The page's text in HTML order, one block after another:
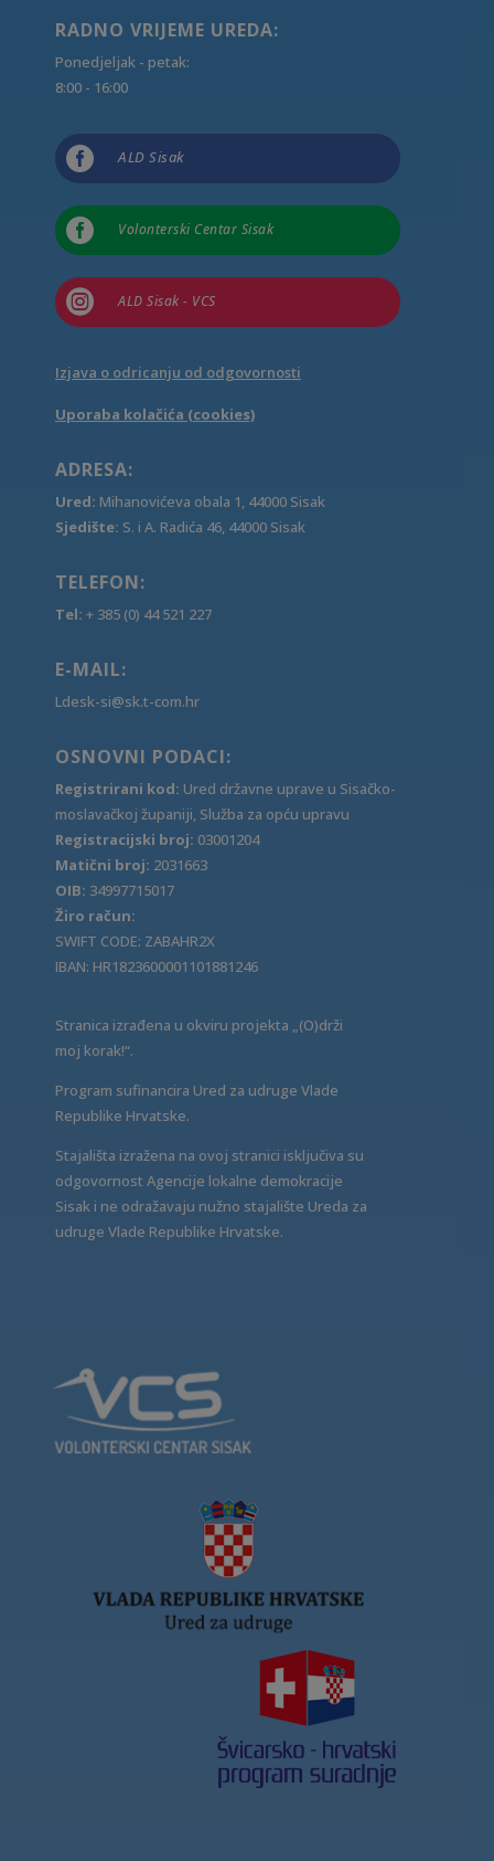
RADNO VRIJEME UREDA:
Ponedjeljak - petak:
8:00 - 16:00
 ALD Sisak
 Volonterski Centar Sisak
 ALD Sisak - VCS
Izjava o odricanju od odgovornosti
Uporaba kolačića (cookies)
ADRESA:
Ured: Mihanovićeva obala 1, 44000 Sisak
Sjedište: S. i A. Radića 46, 44000 Sisak
TELEFON:
Tel: + 385 (0) 44 521 227
E-MAIL:
Ldesk-si@sk.t-com.hr
OSNOVNI PODACI:
Registrirani kod: Ured državne uprave u Sisačko-
moslavačkoj županiji, Služba za opću upravu
Registracijski broj: 03001204
Matični broj: 2031663
OIB: 34997715017
Žiro račun:
SWIFT CODE: ZABAHR2X
IBAN: HR1823600001101881246
Stranica izrađena u okviru projekta „(O)drži
moj korak!“.
Program sufinancira Ured za udruge Vlade
Republike Hrvatske.
Stajališta izražena na ovoj stranici isključiva su
odgovornost Agencije lokalne demokracije
Sisak i ne odražavaju nužno stajalište Ureda za
udruge Vlade Republike Hrvatske.